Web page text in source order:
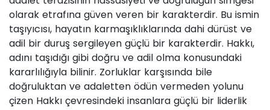
olarak etrafına güven veren bir karakterdir. Bu ismin
taşıyıcısı, hayatın karmaşıklıklarında dahi dürüst ve
adil bir duruş sergileyen güçlü bir karakterdir. Hakkı,
adını taşıdığı gibi doğru ve adil olma konusundaki
kararlılığıyla bilinir. Zorluklar karşısında bile
doğruluktan ve adaletten ödün vermeden yolunu
çizen Hakkı çevresindeki insanlara güçlü bir liderlik